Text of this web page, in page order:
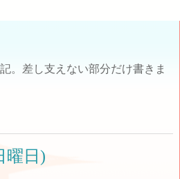
。差し支えない部分だけ書きま
曜日)